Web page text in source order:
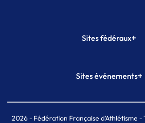
Sites fédéraux+
Plateforme Formation
Sites événements+
Meeting de Paris indoor
MAIF Ekiden de Paris
2026- Fédération Française d'Athlétisme -